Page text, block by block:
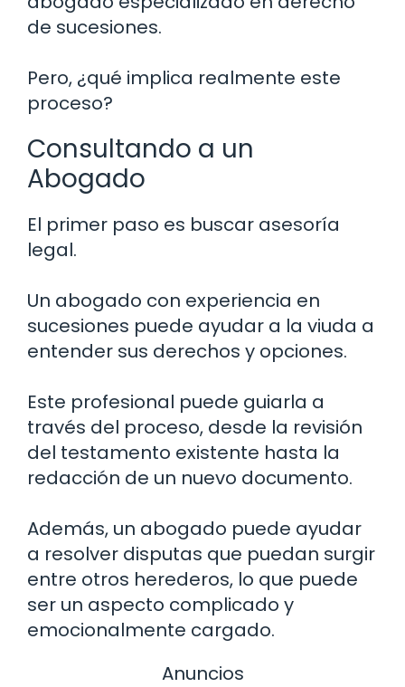
de sucesiones.
Pero, ¿qué implica realmente este
proceso?
Consultando a un
Abogado
El primer paso es buscar asesoría
legal.
Un abogado con experiencia en
sucesiones puede ayudar a la viuda a
entender sus derechos y opciones.
Este profesional puede guiarla a
través del proceso, desde la revisión
del testamento existente hasta la
redacción de un nuevo documento.
Además, un abogado puede ayudar
a resolver disputas que puedan surgir
entre otros herederos, lo que puede
ser un aspecto complicado y
emocionalmente cargado.
Anuncios